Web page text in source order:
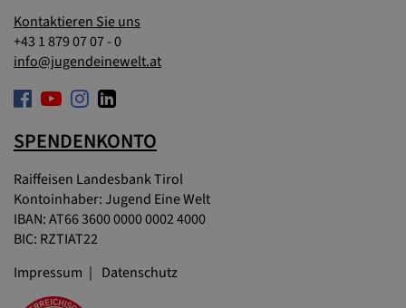
Kontaktieren Sie uns
+43 1 879 07 07 - 0
info@jugendeinewelt.at
SPENDENKONTO
Raiffeisen Landesbank Tirol
Kontoinhaber: Jugend Eine Welt
IBAN: AT66 3600 0000 0002 4000
BIC: RZTIAT22
Impressum
Datenschutz